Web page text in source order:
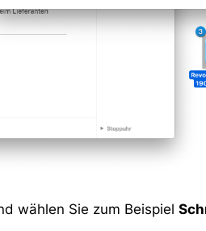
wählen Sie zum Beispiel